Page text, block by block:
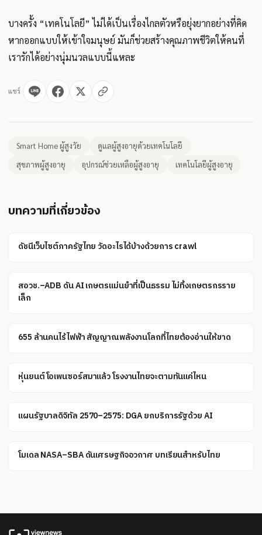
บางครั้ง “เทคโนโลยี” ไม่ได้เป็นเรื่องไกลตัวหรือยุ่งยากอย่างที่คิด
หากออกแบบให้เข้าใจมนุษย์ มันก็ช่วยสร้างคุณภาพชีวิตให้คนที่
เรารักได้อย่างนุ่มนวลแบบนี้แหละ
แชร์
Smart Home ผู้สูงวัย
ดูแลผู้สูงอายุด้วยเทคโนโลยี
สุขภาพผู้สูงอายุ
อุปกรณ์ช่วยเหลือผู้สูงอายุ เทคโนโลยีผู้สูงอายุ
บทความที่เกี่ยวข้อง
ดัชนีเว็บไซต์ภาครัฐไทย วัดอะไรได้บ้างด้วยการ crawl
สอวช.–ADB ดัน AI เกษตรแม่นยำที่เป็นธรรม ไม่ทิ้งเกษตรกรราย
เล็ก
655 ล้านคนไร้ไฟฟ้า สัญญาณพลังงานโลกที่ไทยต้องอ่านให้ขาด
หุ่นยนต์โอเพนซอร์สมาแล้ว โรงงานไทยจะตามทันแค่ไหน
แผนรัฐบาลดิจิทัล 2570–2575: DGA ยกบริการรัฐด้วย AI
โมเดล NASA–SBA ดันเศรษฐกิจอวกาศ บทเรียนสำหรับไทย